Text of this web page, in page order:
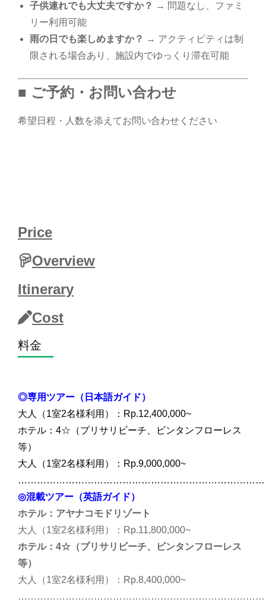
子供連れでも大丈夫ですか？ → 問題なし、ファミ
リー利用可能
雨の日でも楽しめますか？ → アクティビティは制
限される場合あり、施設内でゆっくり滞在可能
■ ご予約・お問い合わせ
希望日程・人数を添えてお問い合わせください
Price
Overview
Itinerary
Cost
料金
◎専用ツアー（日本語ガイド）
大人（1室2名様利用）：Rp.12,400,000~
ホテル：4☆（プリサリビーチ、ビンタンフローレス
等）
大人（1室2名様利用）：Rp.9,000,000~
◎混載ツアー（英語ガイド）
ホテル：アヤナコモドリゾート
大人（1室2名様利用）：Rp.11,800,000~
ホテル：4☆（プリサリビーチ、ビンタンフローレス
等）
大人（1室2名様利用）：Rp.8,400,000~